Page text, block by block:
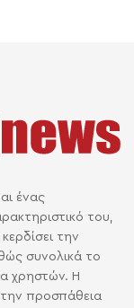
ένας
του,
την
συνολικά το
χρηστών. Η
την προσπάθεια